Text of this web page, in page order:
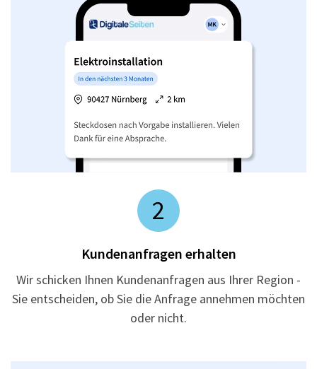
2
Kundenanfragen erhalten
Wir schicken Ihnen Kundenanfragen aus Ihrer Region -
Sie entscheiden, ob Sie die Anfrage annehmen möchten
oder nicht.